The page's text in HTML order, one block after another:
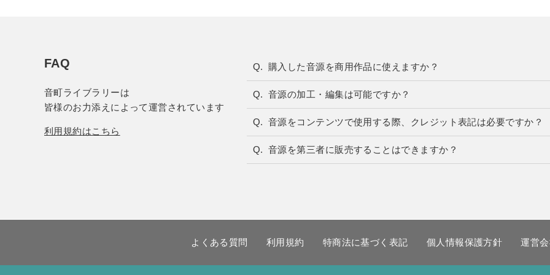
FAQ
音町ライブラリーは
皆様のお力添えによって運営されています
利用規約はこちら
購入した音源を商用作品に使えますか？
音源の加工・編集は可能ですか？
音源をコンテンツで使用する際、クレジット表記は必要ですか？
音源を第三者に販売することはできますか？
よくある質問 利用規約 特商法に基づく表記 個人情報保護方針 運営